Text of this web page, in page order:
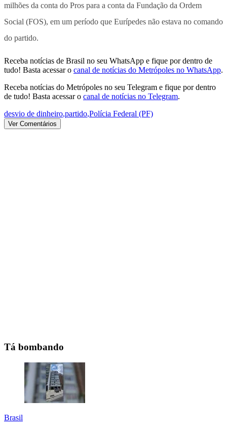
milhões da conta do Pros para a conta da Fundação da Ordem
Social (FOS), em um período que Eurípedes não estava no comando
do partido.
Receba notícias de Brasil no seu WhatsApp e fique por dentro de
tudo! Basta acessar o canal de notícias do Metrópoles no WhatsApp.
Receba notícias do Metrópoles no seu Telegram e fique por dentro
de tudo! Basta acessar o canal de notícias no Telegram.
desvio de dinheiro,partido,Polícia Federal (PF)
Ver Comentários
Tá bombando
Brasil